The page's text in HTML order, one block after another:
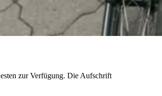
zur Verfügung. Die Aufschrift